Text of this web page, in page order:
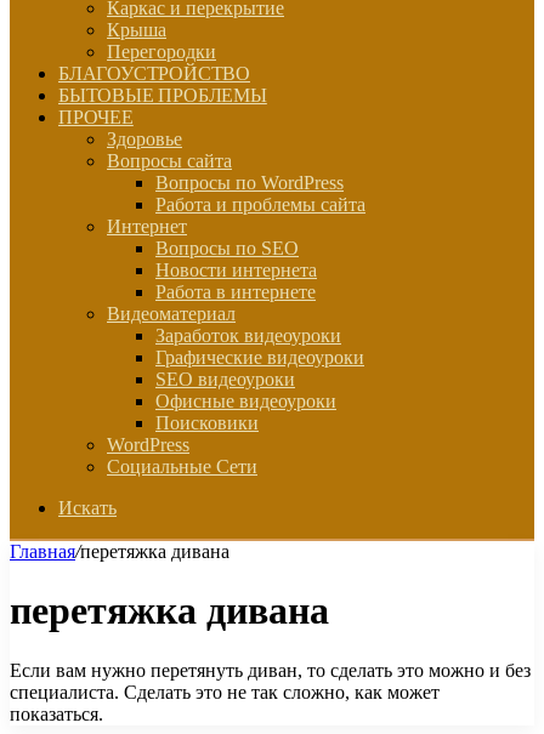
Каркас и перекрытие
Крыша
Перегородки
БЛАГОУСТРОЙСТВО
БЫТОВЫЕ ПРОБЛЕМЫ
ПРОЧЕЕ
Здоровье
Вопросы сайта
Вопросы по WordPress
Работа и проблемы сайта
Интернет
Вопросы по SEO
Новости интернета
Работа в интернете
Видеоматериал
Заработок видеоуроки
Графические видеоуроки
SEO видеоуроки
Офисные видеоуроки
Поисковики
WordPress
Социальные Сети
Искать
Главная/перетяжка дивана
перетяжка дивана
Если вам нужно перетянуть диван, то сделать это можно и без
специалиста. Сделать это не так сложно, как может
показаться.